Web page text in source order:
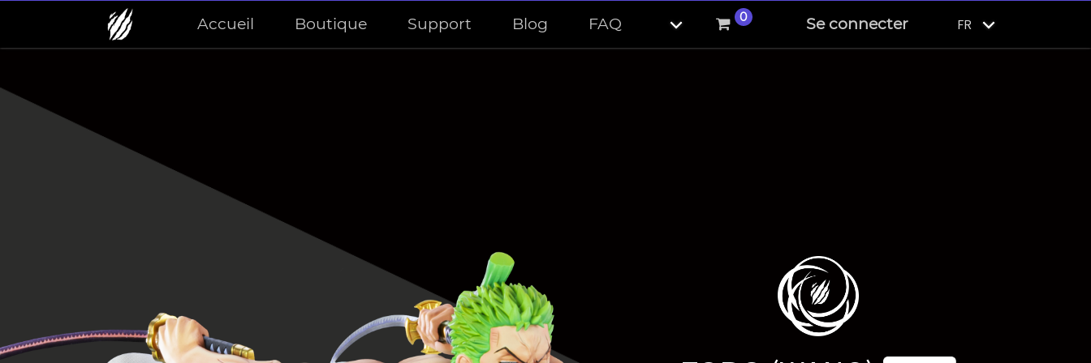
Accueil Boutique Support Blog FAQ 0 Se connecter FR